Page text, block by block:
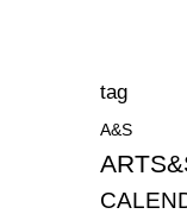
tag
A&S